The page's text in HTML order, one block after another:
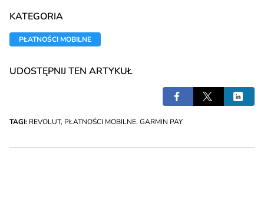
KATEGORIA
PŁATNOŚCI MOBILNE
UDOSTĘPNIJ TEN ARTYKUŁ
TAGI: REVOLUT, PŁATNOŚCI MOBILNE, GARMIN PAY